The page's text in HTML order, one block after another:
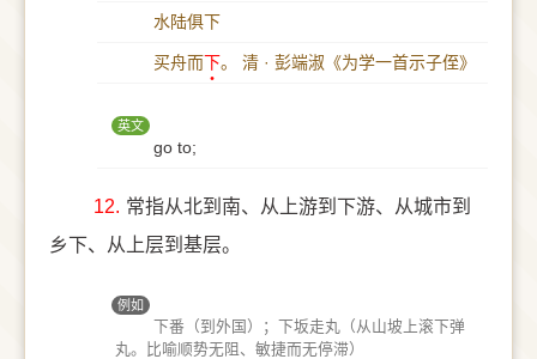
水陆俱下
买舟而下。 清 · 彭端淑《为学一首示子侄》
英文
go to;
12. 常指从北到南、从上游到下游、从城市到
乡下、从上层到基层。
例如
下番（到外国）；下坂走丸（从山坡上滚下弹
丸。比喻顺势无阻、敏捷而无停滞）